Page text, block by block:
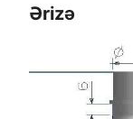
Ərizə